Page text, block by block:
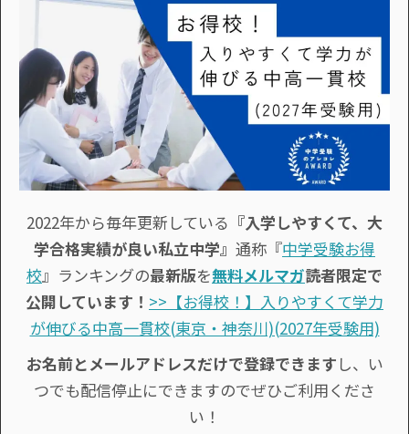
2022年から毎年更新している 『入学しやすくて、大
学合格実績が良い私立中学』 通称『中学受験お得
校』ランキングの最新版を無料メルマガ読者限定で
公開しています！ >>【お得校！】入りやすくて学力
が伸びる中高一貫校(東京・神奈川)(2027年受験用)
お名前とメールアドレスだけで登録できます し、い
つでも配信停止にできますのでぜひご利用くださ
い！